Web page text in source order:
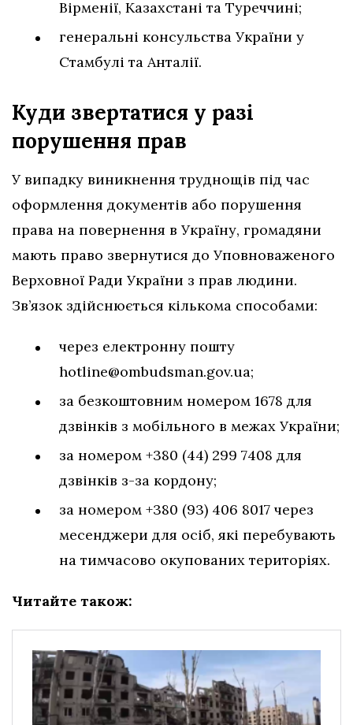
Вірменії, Казахстані та Туреччині;
генеральні консульства України у
Стамбулі та Анталії.
Куди звертатися у разі
порушення прав
У випадку виникнення труднощів під час
оформлення документів або порушення
права на повернення в Україну, громадяни
мають право звернутися до Уповноваженого
Верховної Ради України з прав людини.
Зв’язок здійснюється кількома способами:
через електронну пошту
hotline@ombudsman.gov.ua;
за безкоштовним номером 1678 для
дзвінків з мобільного в межах України;
за номером +380 (44) 299 7408 для
дзвінків з-за кордону;
за номером +380 (93) 406 8017 через
месенджери для осіб, які перебувають
на тимчасово окупованих територіях.
Читайте також: